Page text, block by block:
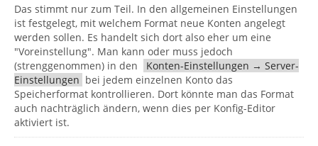
Das stimmt nur zum Teil. In den allgemeinen Einstellungen
ist festgelegt, mit welchem Format neue Konten angelegt
werden sollen. Es handelt sich dort also eher um eine
"Voreinstellung". Man kann oder muss jedoch
(strenggenommen) in den
Konten-Einstellungen → Server-
Einstellungen bei jedem einzelnen Konto das
Speicherformat kontrollieren. Dort könnte man das Format
auch nachträglich ändern, wenn dies per Konfig-Editor
aktiviert ist.